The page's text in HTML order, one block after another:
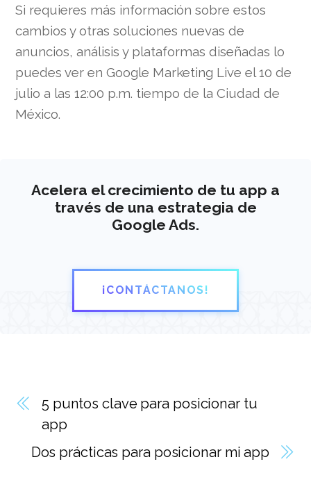
Si requieres más información sobre estos
cambios y otras soluciones nuevas de
anuncios, análisis y plataformas diseñadas lo
puedes ver en Google Marketing Live el 10 de
julio a las 12:00 p.m. tiempo de la Ciudad de
México.
Acelera el crecimiento de tu app a
través de una estrategia de
Google Ads.
¡CONTÁCTANOS!
5 puntos clave para posicionar tu
app
Dos prácticas para posicionar mi app